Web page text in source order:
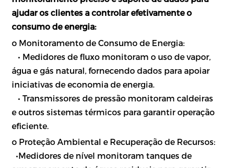
ajudar os clientes a controlar efetivamente o
consumo de energia:
o Monitoramento de Consumo de Energia:
• Medidores de fluxo monitoram o uso de vapor,
água e gás natural, fornecendo dados para apoiar
iniciativas de economia de energia.
• Transmissores de pressão monitoram caldeiras
e outros sistemas térmicos para garantir operação
eficiente.
o Proteção Ambiental e Recuperação de Recursos:
•Medidores de nível monitoram tanques de